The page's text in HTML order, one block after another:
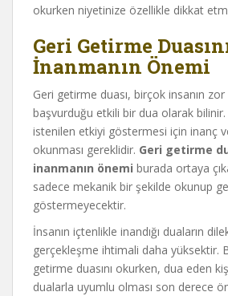
okurken niyetinize özellikle dikkat
Geri Getirme
İnanmanın Önemi
Geri getirme duası, birçok insanın
başvurduğu etkili bir dua olarak bilinir.
istenilen etkiyi göstermesi için inanç
okunması gereklidir. Geri getirme
inanmanın önemi burada ortaya
sadece mekanik bir şekilde okunup
göstermeyecektir.
İnsanın içtenlikle inandığı duaların
gerçekleşme ihtimali daha yüksektir.
getirme duasını okurken, dua eden
dualarla uyumlu olması son derece